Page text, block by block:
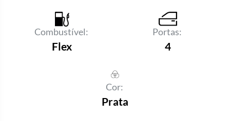
Combustível:
Flex
Portas:
4
Cor:
Prata